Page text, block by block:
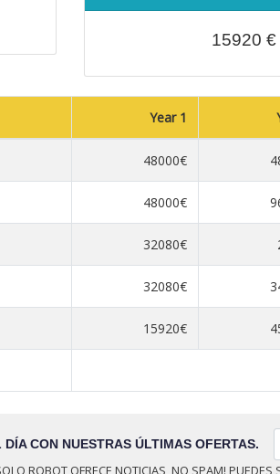
15920 €
Year 1
48000€
48000€
32080€
32080€
15920€
DÍA CON NUESTRAS ÚLTIMAS OFERTAS.
ROBOT OFRECE NOTICIAS, NO SPAM! PUEDES